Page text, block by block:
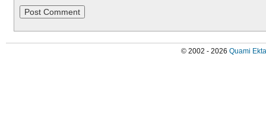
© 2002 - 2026 Quami